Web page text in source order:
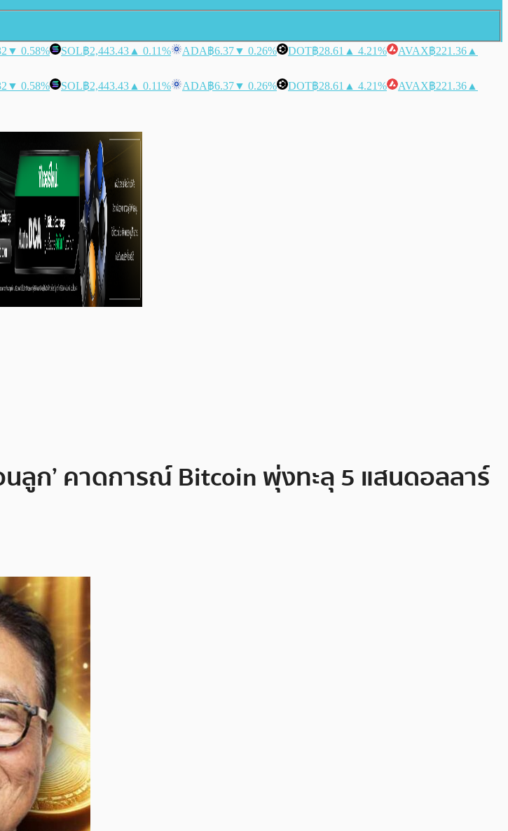
▼ 0.58% SOL฿2,443.43 ▲ 0.11% ADA฿6.37▼ 0.26% DOT฿28.61 ▲ 4.21% AVAX฿221.36 ▲
▼ 0.58% SOL฿2,443.43 ▲ 0.11% ADA฿6.37▼ 0.26% DOT฿28.61 ▲ 4.21% AVAX฿221.36 ▲
ลูก’ คาดการณ์ Bitcoin พุ่งทะลุ 5 แสนดอลลาร์